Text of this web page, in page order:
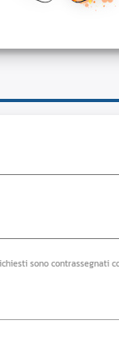
sono contrassegnati